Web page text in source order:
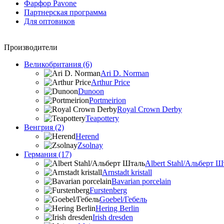
Фарфор Pavone
Партнерская программа
Для оптовиков
Производители
Великобритания (6)
Ari D. Norman
Arthur Price
Dunoon
Portmeirion
Royal Crown Derby
Teapottery
Венгрия (2)
Herend
Zsolnay
Германия (17)
Albert Stahl/Альбеpт
Arnstadt kristall
Bavarian porcelain
Furstenberg
Goebel/Гебель
Hering Berlin
Irish dresden